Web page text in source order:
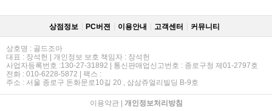
상점정보 PC버젼 이용안내 고객센터 커뮤니티
상호명 : 골드조아
대표 : 장석헌 | 개인정보 보호 책임자 : 장석헌
사업자등록번호 :130-27-31892 | 통신판매업신고번호 : 종로구청 제01-2797호
전화 : 010-6228-5872 | 팩스 :
주소 : 서울 종로구 돈화문로10길 20 , 삼삼쥬얼리빌딩 B-9호
이용약관| 개인정보처리방침